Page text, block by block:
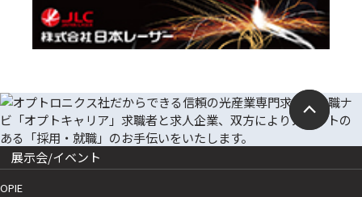
展示会/イベント
OPIE